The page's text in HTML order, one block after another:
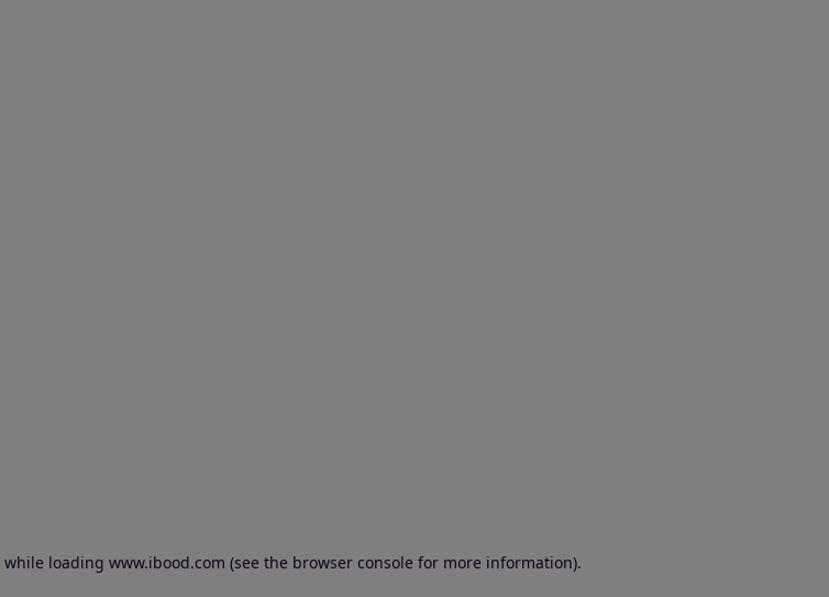
while loading www.ibood.com (see the browser console for more information).